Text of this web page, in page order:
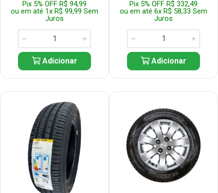
Pix 5% OFF R$ 94,99
ou em até 1x R$ 99,99 Sem
Juros
Adicionar
Pix 5% OFF R$ 332,49
ou em até 6x R$ 58,33 Sem
Juros
Adicionar